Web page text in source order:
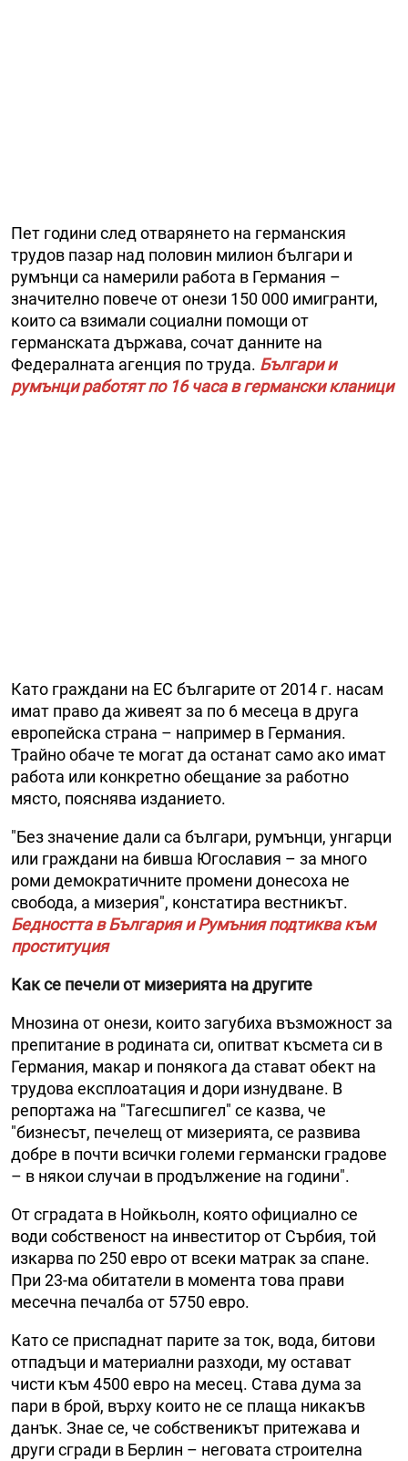
Пет години след отварянето на германския
трудов пазар над половин милион българи и
румънци са намерили работа в Германия –
значително повече от онези 150 000 имигранти,
които са взимали социални помощи от
германската държава, сочат данните на
Федералната агенция по труда. Българи и
румънци работят по 16 часа в германски кланици
Като граждани на ЕС българите от 2014 г. насам
имат право да живеят за по 6 месеца в друга
европейска страна – например в Германия.
Трайно обаче те могат да останат само ако имат
работа или конкретно обещание за работно
място, пояснява изданието.
"Без значение дали са българи, румънци, унгарци
или граждани на бивша Югославия – за много
роми демократичните промени донесоха не
свобода, а мизерия", констатира вестникът.
Бедността в България и Румъния подтиква към
проституция
Как се печели от мизерията на другите
Мнозина от онези, които загубиха възможност за
препитание в родината си, опитват късмета си в
Германия, макар и понякога да стават обект на
трудова експлоатация и дори изнудване. В
репортажа на "Тагесшпигел" се казва, че
"бизнесът, печелещ от мизерията, се развива
добре в почти всички големи германски градове
– в някои случаи в продължение на години".
От сградата в Нойкьолн, която официално се
води собственост на инвеститор от Сърбия, той
изкарва по 250 евро от всеки матрак за спане.
При 23-ма обитатели в момента това прави
месечна печалба от 5750 евро.
Като се приспаднат парите за ток, вода, битови
отпадъци и материални разходи, му остават
чисти към 4500 евро на месец. Става дума за
пари в брой, върху които не се плаща никакъв
данък. Знае се, че собственикът притежава и
други сгради в Берлин – неговата строителна